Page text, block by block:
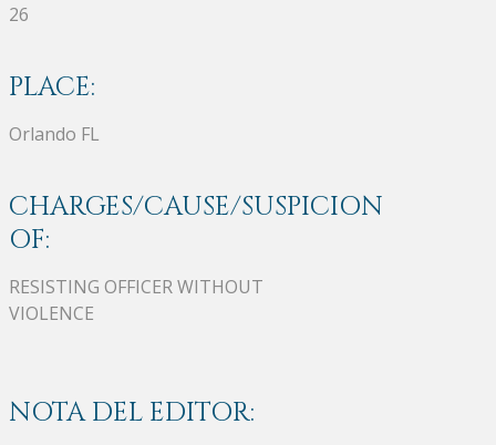
26
PLACE:
Orlando FL
CHARGES/CAUSE/SUSPICION
OF:
RESISTING OFFICER WITHOUT
VIOLENCE
NOTA DEL EDITOR: